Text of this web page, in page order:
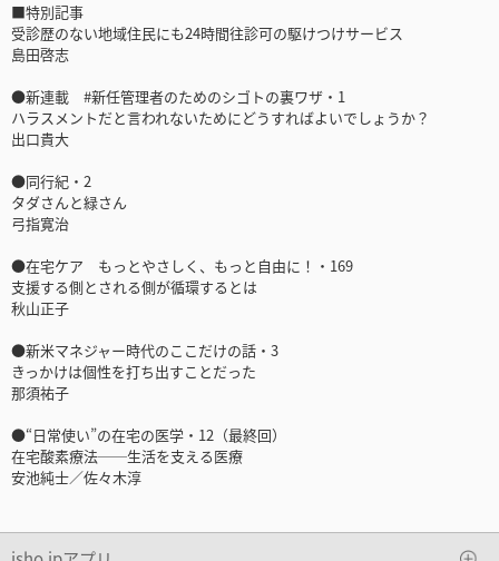
■特別記事
受診歴のない地域住民にも24時間往診可の駆けつけサービス
島田啓志
●新連載 #新任管理者のためのシゴトの裏ワザ・1
ハラスメントだと言われないためにどうすればよいでしょうか？
出口貴大
●同行紀・2
タダさんと緑さん
弓指寛治
●在宅ケア もっとやさしく、もっと自由に！・169
支援する側とされる側が循環するとは
秋山正子
●新米マネジャー時代のここだけの話・3
きっかけは個性を打ち出すことだった
那須祐子
●“日常使い”の在宅の医学・12（最終回）
在宅酸素療法──生活を支える医療
安池純士／佐々木淳